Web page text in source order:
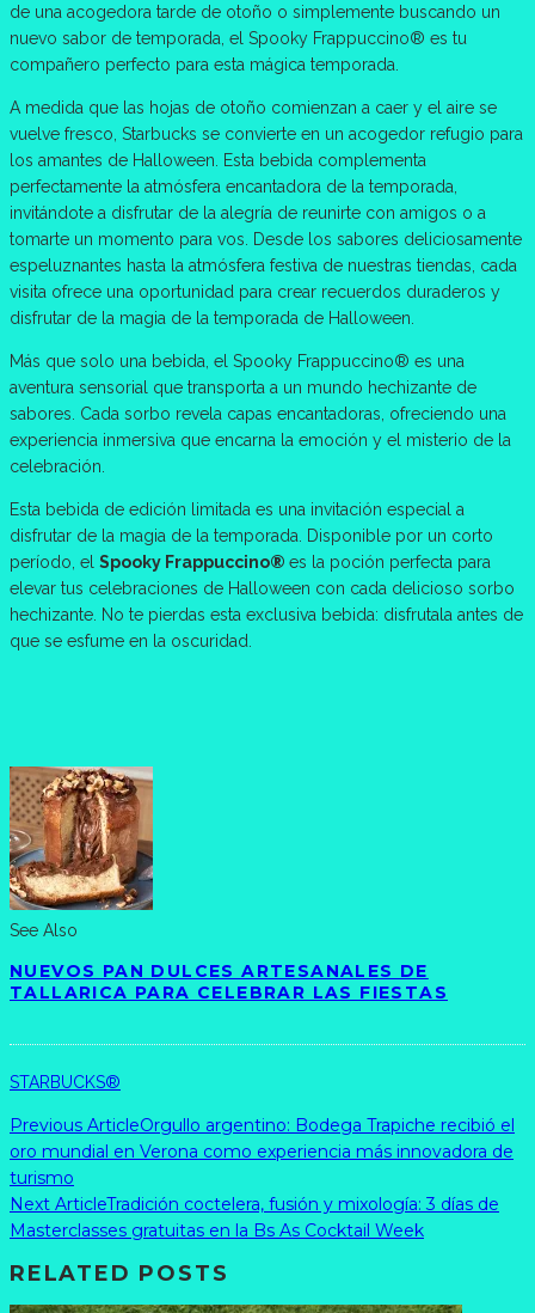
de una acogedora tarde de otoño o simplemente buscando un
nuevo sabor de temporada, el Spooky Frappuccino® es tu
compañero perfecto para esta mágica temporada.
A medida que las hojas de otoño comienzan a caer y el aire se
vuelve fresco, Starbucks se convierte en un acogedor refugio para
los amantes de Halloween. Esta bebida complementa
perfectamente la atmósfera encantadora de la temporada,
invitándote a disfrutar de la alegría de reunirte con amigos o a
tomarte un momento para vos. Desde los sabores deliciosamente
espeluznantes hasta la atmósfera festiva de nuestras tiendas, cada
visita ofrece una oportunidad para crear recuerdos duraderos y
disfrutar de la magia de la temporada de Halloween.
Más que solo una bebida, el Spooky Frappuccino® es una
aventura sensorial que transporta a un mundo hechizante de
sabores. Cada sorbo revela capas encantadoras, ofreciendo una
experiencia inmersiva que encarna la emoción y el misterio de la
celebración.
Esta bebida de edición limitada es una invitación especial a
disfrutar de la magia de la temporada. Disponible por un corto
período, el Spooky Frappuccino® es la poción perfecta para
elevar tus celebraciones de Halloween con cada delicioso sorbo
hechizante. No te pierdas esta exclusiva bebida: disfrutala antes de
que se esfume en la oscuridad.
See Also
NUEVOS PAN DULCES ARTESANALES DE
TALLARICA PARA CELEBRAR LAS FIESTAS
STARBUCKS®
Previous ArticleOrgullo argentino: Bodega Trapiche recibió el
oro mundial en Verona como experiencia más innovadora de
turismo
Next ArticleTradición coctelera, fusión y mixología: 3 días de
Masterclasses gratuitas en la Bs As Cocktail Week
RELATED POSTS